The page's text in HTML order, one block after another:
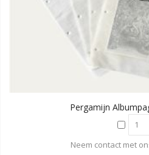
Pergamijn
Neem contact met